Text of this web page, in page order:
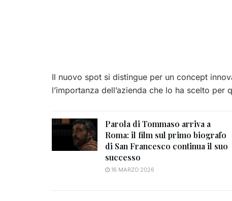
Il nuovo spot si distingue per un concept
l’importanza dell’azienda che lo ha scelto per
Parola di Tommaso arriva a
Roma: il film sul primo biografo
di San Francesco continua il suo
successo
16 MARZO 2026